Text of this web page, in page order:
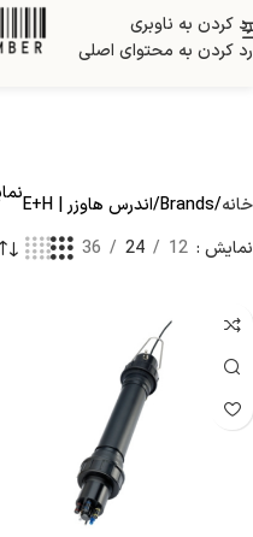
رد کردن به ناوبری
رد کردن به محتوای اصلی
خانه Brands اندرس هاوزر | E+H نمایش
نمایش 12
24
36